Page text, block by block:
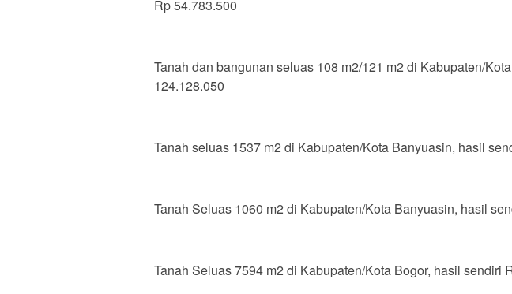
Rp 54.783.500
Tanah dan bangunan seluas 108 m2/121 m2 di Kabupaten/
124.128.050
Tanah seluas 1537 m2 di Kabupaten/Kota Banyuasin, hasil
Tanah Seluas 1060 m2 di Kabupaten/Kota Banyuasin, hasil
Tanah Seluas 7594 m2 di Kabupaten/Kota Bogor, hasil sendiri